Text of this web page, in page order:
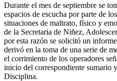
Durante el mes de septiembre se
espacios de escucha por parte de
situaciones de maltrato, físico y
de la Secretaria de Niñez,
por esta razón se solicitó un
derivó en la toma de una serie de
el corrimiento de los operadores
inicio del correspondiente sumario
Disciplina.